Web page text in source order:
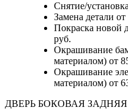
Снятие/
Замена детали от
Покраска новой
руб.
Окрашивание
материалом) от
Окрашивание
материалом) от
ДВЕРЬ БОКОВАЯ ЗАДНЯЯ